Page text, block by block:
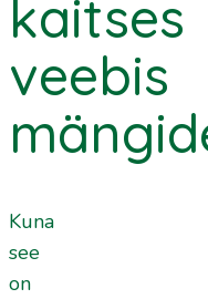
kaitses
veebis
Kuna
see
on